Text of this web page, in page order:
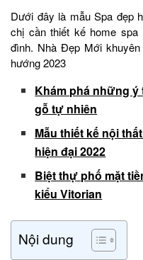
Dưới đây là mẫu Spa đẹp
chị cần thiết kế home
đình. Nhà Đẹp Mới
hướng 2023
Khám phá những
gỗ tự nhiên
Mẫu thiết kế nội
hiện đại 2022
Biệt thự phố mặt
kiểu Vitorian
Nội dung